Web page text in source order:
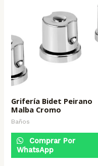
Grifería Bidet Peirano
Malba Cromo
Baños
Comprar Por
WhatsApp